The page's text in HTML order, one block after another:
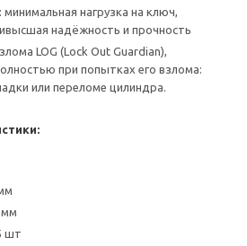
нагрузка на ключ,
надёжность и прочность
LOG (Lock Out Guardian),
при попытках его взлома:
или переломе цилиндра.
мм
шт